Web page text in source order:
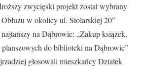
zwycięski projekt został wybrany
Obłużu w okolicy ul. Stolarskiej 20”
na Dąbrowie: „Zakup książek,
do biblioteki na Dąbrowie”
głosowali mieszkańcy Działek